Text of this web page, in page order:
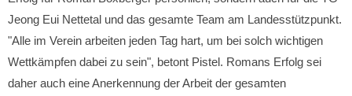
Jeong Eui Nettetal und das gesamte Team am Landesstützpunkt.
"Alle im Verein arbeiten jeden Tag hart, um bei solch wichtigen
Wettkämpfen dabei zu sein", betont Pistel. Romans Erfolg sei
daher auch eine Anerkennung der Arbeit der gesamten